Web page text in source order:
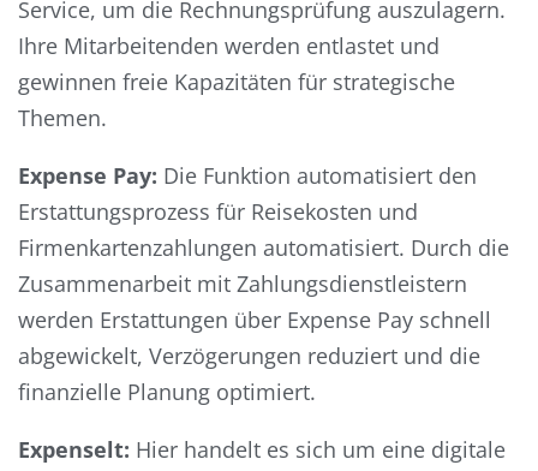
Service, um die Rechnungsprüfung auszulagern.
Ihre Mitarbeitenden werden entlastet und
gewinnen freie Kapazitäten für strategische
Themen.
Expense Pay: Die Funktion automatisiert den
Erstattungsprozess für Reisekosten und
Firmenkartenzahlungen automatisiert. Durch die
Zusammenarbeit mit Zahlungsdienstleistern
werden Erstattungen über Expense Pay schnell
abgewickelt, Verzögerungen reduziert und die
finanzielle Planung optimiert.
Expenselt: Hier handelt es sich um eine digitale